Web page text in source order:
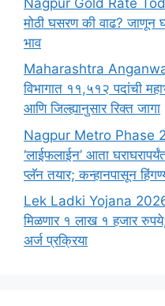
मोठी घसरण की वाढ? जाणून
भाव
Maharashtra
विभागात ११,५१२ पदांची
आणि जिल्ह्यानुसार रिक्त जागा
Nagpur Metro Phase 2
‘लाईफलाईन’ आता
प्लॅन तयार; कन्हानपासून
Lek Ladki Yojana 2026:
मिळणार १ लाख १ हजार
अर्ज प्रक्रिया